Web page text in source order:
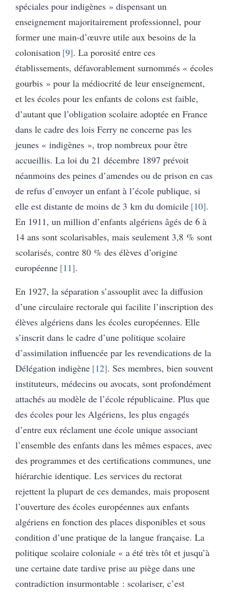
spéciales pour indigènes » dispensant un
enseignement majoritairement professionnel, pour
former une main-d’œuvre utile aux besoins de la
colonisation 9 . La porosité entre ces
établissements, défavorablement surnommés « écoles
gourbis » pour la médiocrité de leur enseignement,
et les écoles pour les enfants de colons est faible,
d’autant que l’obligation scolaire adoptée en France
dans le cadre des lois Ferry ne concerne pas les
jeunes « indigènes », trop nombreux pour être
accueillis. La loi du 21 décembre 1897 prévoit
néanmoins des peines d’amendes ou de prison en cas
de refus d’envoyer un enfant à l’école publique, si
elle est distante de moins de 3 km du domicile 10 .
En 1911, un million d’enfants algériens âgés de 6 à
14 ans sont scolarisables, mais seulement 3,8 % sont
scolarisés, contre 80 % des élèves d’origine
européenne 11 .
En 1927, la séparation s’assouplit avec la diffusion
d’une circulaire rectorale qui facilite l’inscription des
élèves algériens dans les écoles européennes. Elle
s’inscrit dans le cadre d’une politique scolaire
d’assimilation influencée par les revendications de la
Délégation indigène 12 . Ses membres, bien souvent
instituteurs, médecins ou avocats, sont profondément
attachés au modèle de l’école républicaine. Plus que
des écoles pour les Algériens, les plus engagés
d’entre eux réclament une école unique associant
l’ensemble des enfants dans les mêmes espaces, avec
des programmes et des certifications communes, une
hiérarchie identique. Les services du rectorat
rejettent la plupart de ces demandes, mais proposent
l’ouverture des écoles européennes aux enfants
algériens en fonction des places disponibles et sous
condition d’une pratique de la langue française. La
politique scolaire coloniale « a été très tôt et jusqu’à
une certaine date tardive prise au piège dans une
contradiction insurmontable : scolariser, c’est